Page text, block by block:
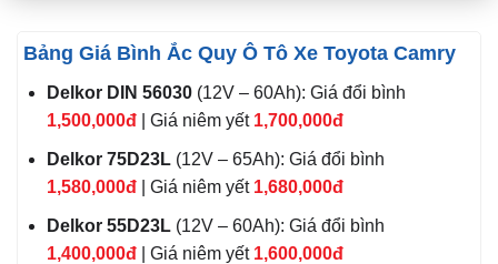
Bảng Giá Bình Ắc Quy Ô Tô Xe Toyota Camry
Delkor DIN 56030(12V – 60Ah): Giá đổi bình
1,500,000đ| Giá niêm yết1,700,000đ
Delkor 75D23L(12V – 65Ah): Giá đổi bình
1,580,000đ| Giá niêm yết 1,680,000đ
Delkor 55D23L(12V – 60Ah): Giá đổi bình
1,400,000đ| Giá niêm yết1,600,000đ